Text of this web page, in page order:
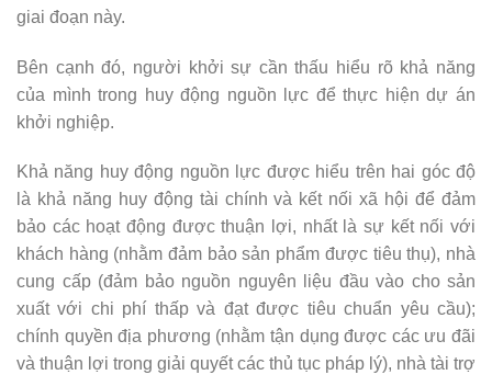
giai đoạn này.
Bên cạnh đó, người khởi sự cần thấu hiểu rõ khả năng
của mình trong huy động nguồn lực để thực hiện dự án
khởi nghiệp.
Khả năng huy động nguồn lực được hiểu trên hai góc độ
là khả năng huy động tài chính và kết nối xã hội để đảm
bảo các hoạt động được thuận lợi, nhất là sự kết nối với
khách hàng (nhằm đảm bảo sản phẩm được tiêu thụ), nhà
cung cấp (đảm bảo nguồn nguyên liệu đầu vào cho sản
xuất với chi phí thấp và đạt được tiêu chuẩn yêu cầu);
chính quyền địa phương (nhằm tận dụng được các ưu đãi
và thuận lợi trong giải quyết các thủ tục pháp lý), nhà tài trợ